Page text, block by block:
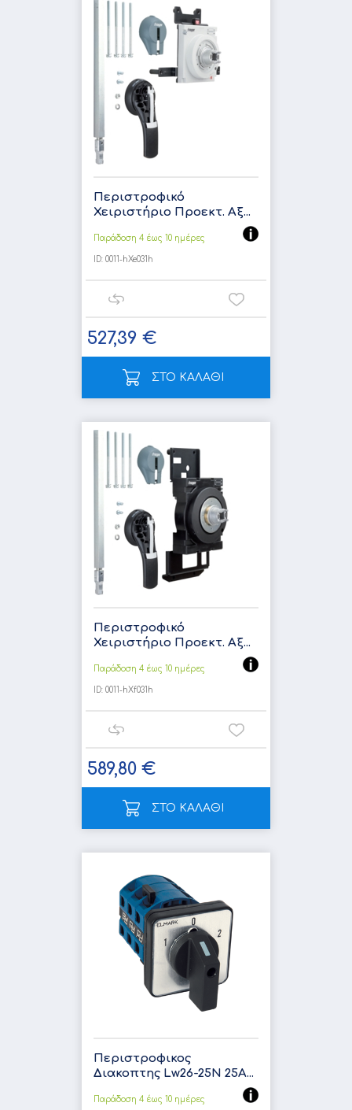
Περιστροφικό
Χειριστήριο Προεκτ. Αξ...
Παράδοση 4 έως 10 ημέρες
ID: 0011-hXe031h
527,39 €
ΣΤΟ ΚΑΛΑΘΙ
Περιστροφικό
Χειριστήριο Προεκτ. Αξ...
Παράδοση 4 έως 10 ημέρες
ID: 0011-hXf031h
589,80 €
ΣΤΟ ΚΑΛΑΘΙ
Περιστροφικος
Διακοπτης Lw26-25N 25A...
Παράδοση 4 έως 10 ημέρες